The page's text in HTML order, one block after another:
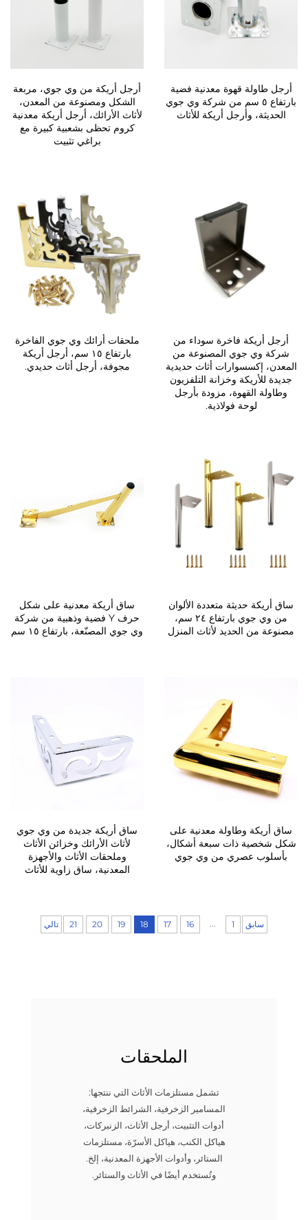
أرجل طاولة قهوة معدنية فضية
بارتفاع ٥ سم من شركة وي جوي
الحديثة، وأرجل أريكة للأثاث
أرجل أريكة من وي جوي، مربعة
الشكل ومصنوعة من المعدن،
لأثاث الأرائك، أرجل أريكة معدنية
كروم تحظى بشعبية كبيرة مع
براغي تثبيت
أرجل أريكة فاخرة سوداء من
شركة وي جوي المصنوعة من
المعدن، إكسسوارات أثاث حديدية
جديدة للأريكة وخزانة التلفزيون
وطاولة القهوة، مزودة بأرجل
لوحة فولاذية.
ملحقات أرائك وي جوي الفاخرة
بارتفاع ١٥ سم، أرجل أريكة
مجوفة، أرجل أثاث حديدي.
ساق أريكة حديثة متعددة الألوان
من وي جوي بارتفاع ٢٤ سم،
مصنوعة من الحديد لأثاث المنزل
ساق أريكة معدنية على شكل
حرف Y فضية وذهبية من شركة
وي جوي المصنّعة، بارتفاع ١٥ سم
ساق أريكة وطاولة معدنية على
شكل شخصية ذات سبعة أشكال،
بأسلوب عصري من وي جوي
ساق أريكة جديدة من وي جوي
لأثاث الأرائك وخزائن الأثاث
وملحقات الأثاث والأجهزة
المعدنية، ساق زاوية للأثاث
سابق 1
...
16
17
18
19
20
21 تالي
الملحقات
تشمل مستلزمات الأثاث التي ننتجها:
المسامير الزخرفية، الشرائط الزخرفية،
أدوات التثبيت، أرجل الأثاث، الزنبركات،
هياكل الكنب، هياكل الأسرّة، مستلزمات
الستائر، وأدوات الأجهزة المعدنية، إلخ.
وتُستخدم أيضًا في الأثاث والستائر.